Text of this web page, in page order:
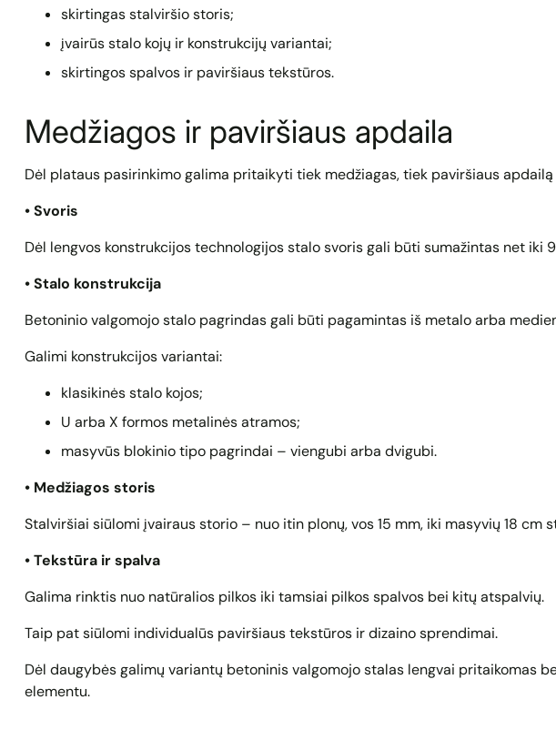
skirtingas stalviršio storis;
įvairūs stalo kojų ir konstrukcijų variantai;
skirtingos spalvos ir paviršiaus tekstūros.
Medžiagos ir paviršiaus apdaila
Dėl plataus pasirinkimo galima pritaikyti tiek medžiagas, tiek paviršiaus
• Svoris
Dėl lengvos konstrukcijos technologijos stalo svoris gali būti sumažintas net iki
• Stalo konstrukcija
Betoninio valgomojo stalo pagrindas gali būti pagamintas iš metalo arba
Galimi konstrukcijos variantai:
klasikinės stalo kojos;
U arba X formos metalinės atramos;
masyvūs blokinio tipo pagrindai – viengubi arba dvigubi.
• Medžiagos storis
Stalviršiai siūlomi įvairaus storio – nuo itin plonų, vos 15 mm, iki masyvių 18 cm
• Tekstūra ir spalva
Galima rinktis nuo natūralios pilkos iki tamsiai pilkos spalvos bei kitų atspalvių.
Taip pat siūlomi individualūs paviršiaus tekstūros ir dizaino sprendimai.
Dėl daugybės galimų variantų betoninis valgomojo stalas lengvai pritaikomas
elementu.